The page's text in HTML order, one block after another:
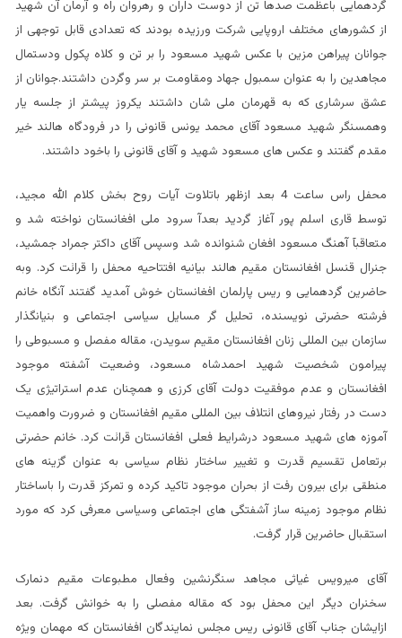
گردهمایی باعظمت صدها تن از دوست داران و رهروان راه و آرمان آن شهید
از کشورهای مختلف اروپایی شرکت ورزیده بودند که تعدادی قابل توجهی از
جوانان پیراهن مزین با عکس شهید مسعود را بر تن و کلاه پکول ودستمال
مجاهدین را به عنوان سمبول جهاد ومقاومت بر سر وگردن داشتند.جوانان از
عشق سرشاری که به قهرمان ملی شان داشتند یکروز پیشتر از جلسه یار
وهمسنگر شهید مسعود آقای محمد یونس قانونی را در فرودگاه هالند خیر
مقدم گفتند و عکس های مسعود شهید و آقای قانونی را باخود داشتند.
محفل راس ساعت 4 بعد ازظهر باتلاوت آیات روح بخش کلام الله مجید،
توسط قاری اسلم پور آغاز گردید بعدآ سرود ملی افغانستان نواخته شد و
متعاقبآ آهنگ مسعود افغان شنوانده شد وسپس آقای داکتر جمراد جمشید،
جنرال قنسل افغانستان مقیم هالند بیانیه افتتاحیه محفل را قرائت کرد. وبه
حاضرین گردهمایی و ریس پارلمان افغانستان خوش آمدید گفتند آنگاه خانم
فرشته حضرتی نویسنده، تحلیل گر مسایل سیاسی اجتماعی و بنیانگذار
سازمان بین المللی زنان افغانستان مقیم سویدن، مقاله مفصل و مسبوطی را
پیرامون شخصیت شهید احمدشاه مسعود، وضعیت آشفته موجود
افغانستان و عدم موفقیت دولت آقای کرزی و همچنان عدم استراتیژی یک
دست در رفتار نیروهای ائتلاف بین المللی مقیم افغانستان و ضرورت واهمیت
آموزه های شهید مسعود درشرایط فعلی افغانستان قرائت کرد. خانم حضرتی
برتعامل تقسیم قدرت و تغییر ساختار نظام سیاسی به عنوان گزینه های
منطقی برای بیرون رفت از بحران موجود تاکید کرده و تمرکز قدرت را باساختار
نظام موجود زمینه ساز آشفتگی های اجتماعی وسیاسی معرفی کرد که مورد
استقبال حاضرین قرار گرفت.
آقای میرویس غیاثی مجاهد سنگرنشین وفعال مطبوعات مقیم دنمارک
سخنران دیگر این محفل بود که مقاله مفصلی را به خوانش گرفت. بعد
ازایشان جناب آقای قانونی ریس مجلس نمایندگان افغانستان که مهمان ویژه